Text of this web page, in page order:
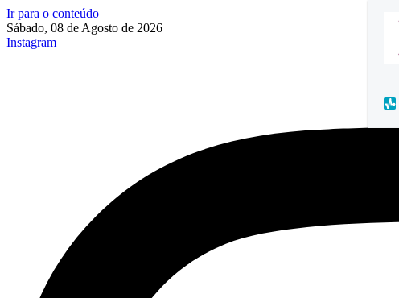
Ir para o conteúdo
Sábado, 08 de Agosto de 2026
Instagram